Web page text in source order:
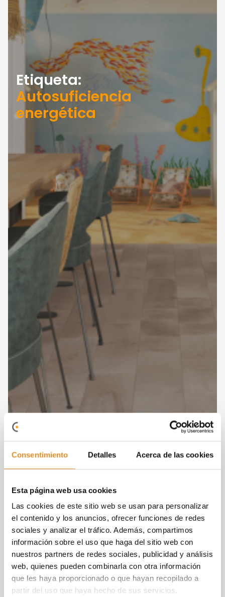
Consentimiento Detalles Acerca de las cookies
Esta página web usa cookies
Las cookies de este sitio web se usan para personalizar
el contenido y los anuncios, ofrecer funciones de redes
sociales y analizar el tráfico. Además, compartimos
información sobre el uso que haga del sitio web con
nuestros partners de redes sociales, publicidad y análisis
web, quienes pueden combinarla con otra información
que les haya proporcionado o que hayan recopilado a
partir del uso que haya hecho de sus servicios.
Etiqueta:
Autosuficiencia
energética